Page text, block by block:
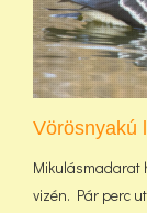
Vörösnyakú
Mikulásmadarat
vizén. Pár perc